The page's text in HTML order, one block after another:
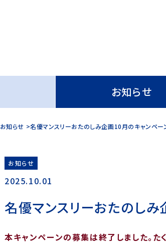
お知らせ
お知らせ 名優マンスリーおたのしみ企画10月のキャンペー
お知らせ
2025.10.01
名優マンスリーおたのしみ
本キャンペーンの募集は終了しました。た